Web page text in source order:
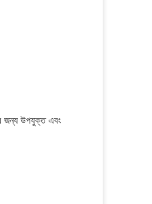
জন্য উপযুক্ত এবং